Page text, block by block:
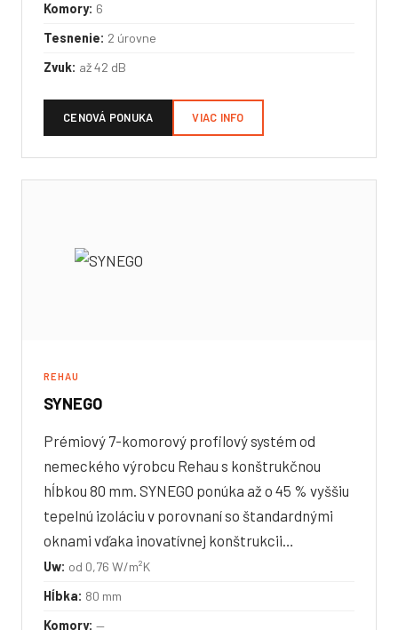
Komory: 6
Tesnenie: 2 úrovne
Zvuk: až 42 dB
CENOVÁ PONUKA VIAC INFO
REHAU
SYNEGO
Prémiový 7-komorový profilový systém od
nemeckého výrobcu Rehau s konštrukčnou
hĺbkou 80 mm. SYNEGO ponúka až o 45 % vyššiu
tepelnú izoláciu v porovnaní so štandardnými
oknami vďaka inovatívnej konštrukcii…
Uw: od 0,76 W/m²K
Hĺbka: 80 mm
Komory: —